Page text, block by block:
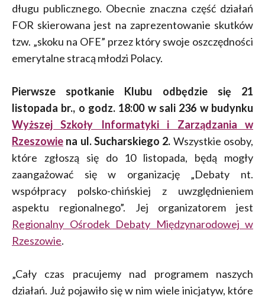
długu publicznego. Obecnie znaczna część działań
FOR skierowana jest na zaprezentowanie skutków
tzw. „skoku na OFE” przez który swoje oszczędności
emerytalne stracą młodzi Polacy.
Pierwsze spotkanie Klubu odbędzie się 21
listopada br., o godz. 18:00 w sali 236 w budynku
Wyższej Szkoły Informatyki i Zarządzania w
Rzeszowie na ul. Sucharskiego 2. Wszystkie osoby,
które zgłoszą się do 10 listopada, będą mogły
zaangażować się w organizację „Debaty nt.
współpracy polsko-chińskiej z uwzględnieniem
aspektu regionalnego”. Jej organizatorem jest
Regionalny Ośrodek Debaty Międzynarodowej w
Rzeszowie.
„Cały czas pracujemy nad programem naszych
działań. Już pojawiło się w nim wiele inicjatyw, które